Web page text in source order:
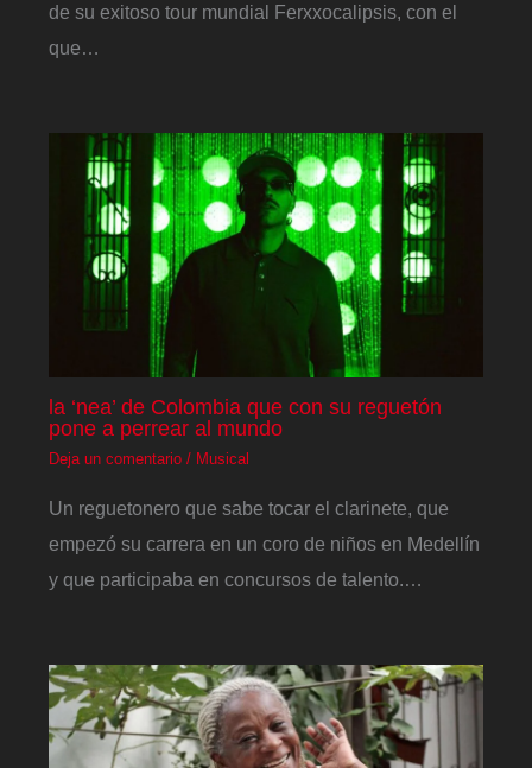
de su exitoso tour mundial Ferxxocalipsis, con el
que…
la ‘nea’ de Colombia que con su reguetón
pone a perrear al mundo
Deja un comentario / Musical
Un reguetonero que sabe tocar el clarinete, que
empezó su carrera en un coro de niños en Medellín
y que participaba en concursos de talento.…